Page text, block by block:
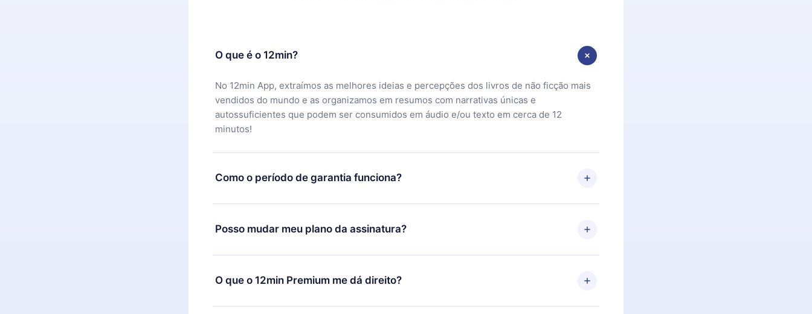
O que é o 12min?
No 12min App, extraímos as melhores ideias e percepções dos livros de não ficção mais
vendidos do mundo e as organizamos em resumos com narrativas únicas e
autossuficientes que podem ser consumidos em áudio e/ou texto em cerca de 12
minutos!
Como o período de garantia funciona?
Você pode baixar nosso aplicativo e começar a aproveitar nossa biblioteca. Se por algum
motivo não ficar satisfeito com nossa plataforma, basta entrar em contato com nossa
equipe de suporte (
contato@12min.com
) em até 7 dias após a compra e solicitar o
Posso mudar meu plano da assinatura?
Sim, mas a mudança só se aplicará a partir do próximo período de cobrança. Por
exemplo, se você decidiu mudar sua assinatura mensal para anual, após confirmar a
mudança para o plano anual, o novo plano só será aplicado e cobrado após o aniversário
O que o 12min Premium me dá direito?
O 12min Premium é um plano que te garante acesso a toda nossa biblioteca de 2500+